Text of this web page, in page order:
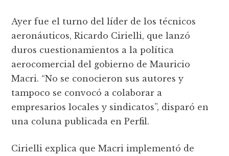
Ayer fue el turno del líder de los técnicos
aeronáuticos, Ricardo Cirielli, que lanzó
duros cuestionamientos a la política
aerocomercial del gobierno de Mauricio
Macri. “No se conocieron sus autores y
tampoco se convocó a colaborar a
empresarios locales y sindicatos”, disparó en
una coluna publicada en Perfil.
Cirielli explica que Macri implementó de